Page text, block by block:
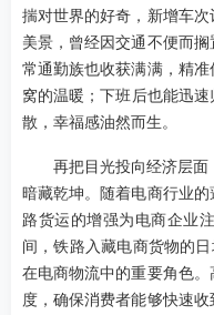
揣对世界的好奇，新增车
美景，曾经因交通不便而
常通勤族也收获满满，精
窝的温暖；下班后也能迅
散，幸福感油然而生。
再把目光投向经济层面
暗藏乾坤。随着电商行业
路货运的增强为电商企业
间，铁路入藏电商货物的
在电商物流中的重要角色
度，确保消费者能够快速